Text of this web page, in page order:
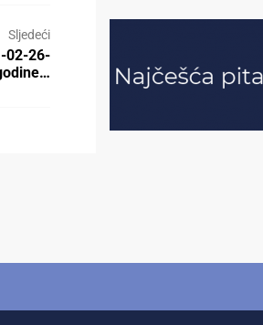
Sljedeći
02-26-